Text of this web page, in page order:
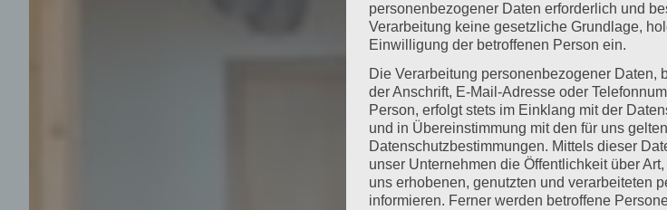
personenbezogener Daten erforderlich und
Verarbeitung keine gesetzliche Grundlage,
Einwilligung der betroffenen Person ein.
Die Verarbeitung personenbezogener Daten,
der Anschrift, E-Mail-Adresse oder
Person, erfolgt stets im Einklang mit der
und in Übereinstimmung mit den für uns
Datenschutzbestimmungen. Mittels dieser
unser Unternehmen die Öffentlichkeit über
uns erhobenen, genutzten und verarbeiteten
informieren. Ferner werden betroffene